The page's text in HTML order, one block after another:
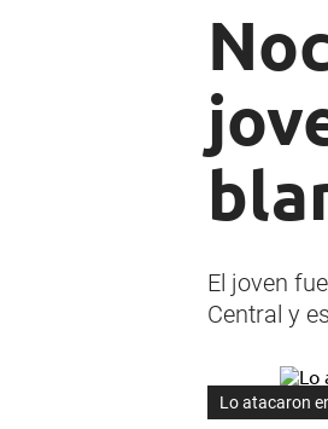
El joven
Central y
Lo atacaron